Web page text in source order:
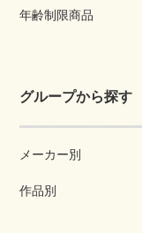
年齢制限商品
グループから探す
メーカー別
作品別